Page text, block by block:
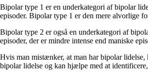
Bipolar type 1 er en underkategori af bipolar
episoder. Bipolar type 1 er den mere alvorlige
Bipolar type 2 er også en underkategori af
episoder, der er mindre intense end maniske
Hvis man mistænker, at man har bipolar
bipolar lidelse og kan hjælpe med at